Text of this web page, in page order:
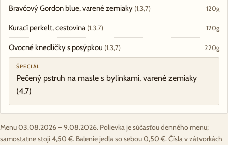
Bravčový Gordon blue, varené zemiaky (1,3,7) 120g
Kurací perkelt, cestovina (1,3,7) 120g
Ovocné knedličky s posýpkou (1,3,7) 220g
ŠPECIÁL
Pečený pstruh na masle s bylinkami, varené zemiaky
(4,7)
Menu 03.08.2026 – 9.08.2026. Polievka je súčasťou denného menu;
samostatne stojí 4,50 €. Balenie jedla so sebou 0,50 €. Čísla v zátvorkách